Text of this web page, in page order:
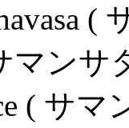
(
マン
( サ